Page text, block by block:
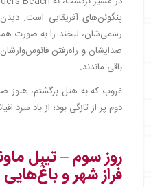
پنگوئن‌های آفریقایی‌ است.
رسمی‌شان، لبخند را به صورت
صدایشان و راه‌رفتن
باقی ماندند.
غروب که به هتل برگشتم، هنوز
دوم پر از تازگی بود؛ از باد سرد
روز سوم – تیبِل
فراز شهر و